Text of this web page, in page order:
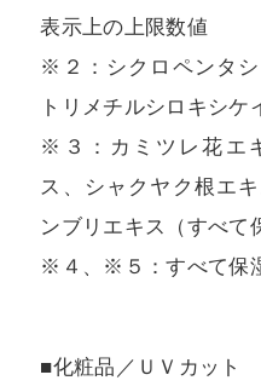
表示上の上限数値
※２：シクロペンタシ
トリメチルシロキシ
※３：カミツレ花エ
ス、シャクヤク根エ
ンブリエキス（すべ
※４、※５：すべて保
■化粧品／ＵＶカット